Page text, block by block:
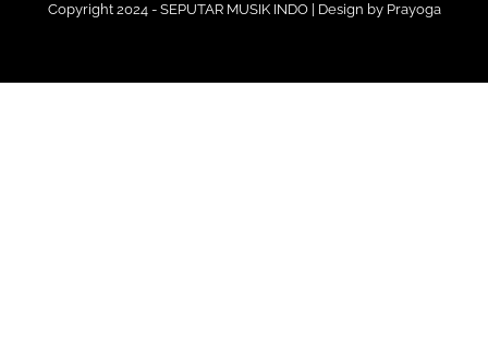
Copyright 2024 - SEPUTAR MUSIK INDO | Design by Prayoga